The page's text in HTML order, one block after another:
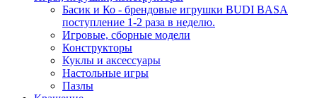
Басик и Ко - брендовые игрушки BUDI BASA
поступление 1-2 раза в неделю.
Игровые, сборные модели
Конструкторы
Куклы и аксессуары
Настольные игры
Пазлы